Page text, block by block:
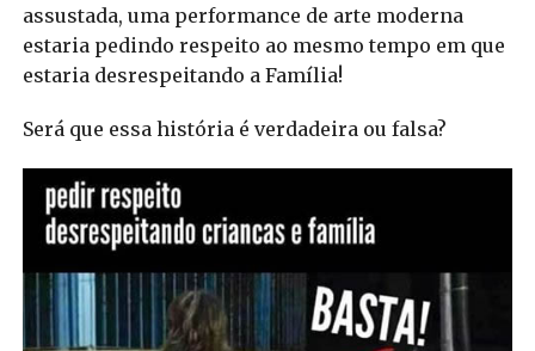
assustada, uma performance de arte moderna
estaria pedindo respeito ao mesmo tempo em que
estaria desrespeitando a Família!
Será que essa história é verdadeira ou falsa?